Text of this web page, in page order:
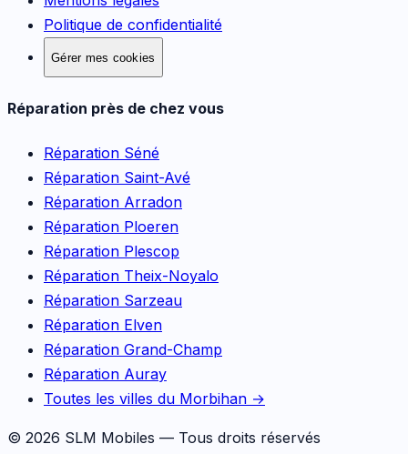
Politique de confidentialité
Gérer mes cookies
Réparation près de chez vous
Réparation Séné
Réparation Saint-Avé
Réparation Arradon
Réparation Ploeren
Réparation Plescop
Réparation Theix-Noyalo
Réparation Sarzeau
Réparation Elven
Réparation Grand-Champ
Réparation Auray
Toutes les villes du Morbihan →
© 2026 SLM Mobiles — Tous droits réservés